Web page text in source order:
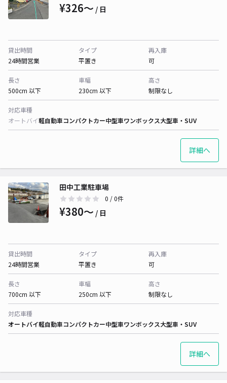
¥326〜 / 日
貸出時間
24時間営業
タイプ
平置き
再入庫
可
長さ
500cm 以下
車幅
230cm 以下
高さ
制限なし
対応車種
オートバイ軽自動車コンパクトカー中型車ワンボックス大型車・SUV
詳細へ
田中工業駐車場
0 / 0件
¥380〜 / 日
貸出時間
24時間営業
タイプ
平置き
再入庫
可
長さ
700cm 以下
車幅
250cm 以下
高さ
制限なし
対応車種
オートバイ軽自動車コンパクトカー中型車ワンボックス大型車・SUV
詳細へ